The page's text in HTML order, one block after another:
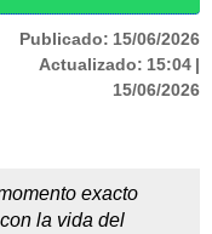
Publicado: 15/06/2026
Actualizado: 15:04 |
15/06/2026
exacto
la vida del